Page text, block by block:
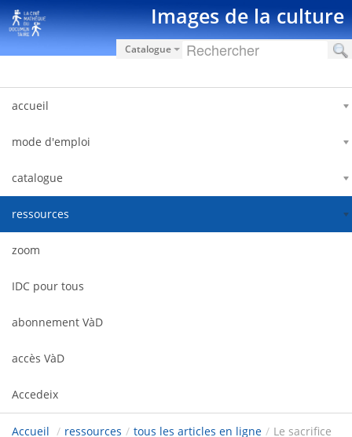
Salta al contigut Images de la culture
Catalogue
accueil
mode d'emploi
catalogue
ressources
zoom
IDC pour tous
abonnement VàD
accès VàD
Accedeix
Accueil / ressources / tous les articles en ligne / Le sacrifice